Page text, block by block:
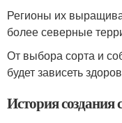
Регионы их
более северные
От выбора сорта и
будет зависеть
История создания